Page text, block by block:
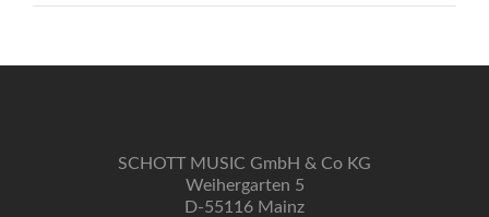
SCHOTT MUSIC GmbH & Co KG
Weihergarten 5
D-55116 Mainz